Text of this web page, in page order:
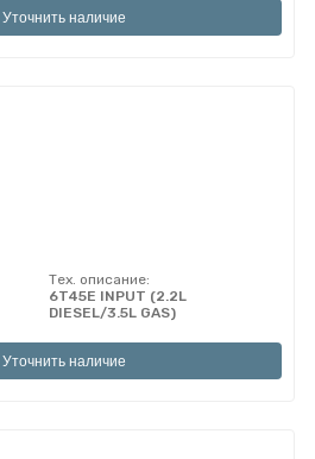
Уточнить наличие
Тех. описание:
6T45E INPUT (2.2L
DIESEL/3.5L GAS)
Уточнить наличие